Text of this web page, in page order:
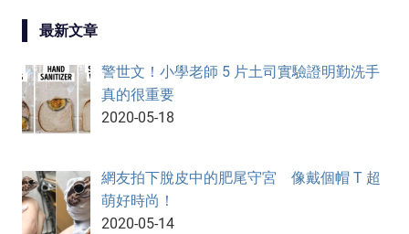
最新文章
警世文！小學老師 5 片土司實驗證明勤洗手
真的很重要
2020-05-18
網友拍下脫皮中的肥尾守宮 像戴個帽 T 超
萌好時尚！
2020-05-14